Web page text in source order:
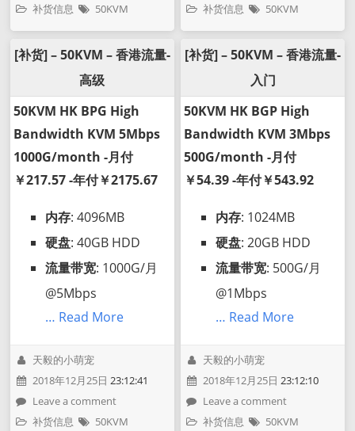
补货信息
50KVM
[补货] – 50KVM – 香港流量-
高级
50KVM HK BPG High
Bandwidth KVM 5Mbps
1000G/month -月付
￥217.57 -年付￥2175.67
内存: 4096MB
硬盘: 40GB HDD
流量带宽: 1000G/月
@5Mbps
… Read More
天毅的小萌宠
2018年12月25日 23:12:41
Leave a comment
补货信息
50KVM
补货信息
50KVM
[补货] – 50KVM – 香港流量-
入门
50KVM HK BGP High
Bandwidth KVM 3Mbps
500G/month -月付
￥54.39 -年付￥543.92
内存: 1024MB
硬盘: 20GB HDD
流量带宽: 500G/月
@1Mbps
… Read More
天毅的小萌宠
2018年12月25日 23:12:10
Leave a comment
补货信息
50KVM